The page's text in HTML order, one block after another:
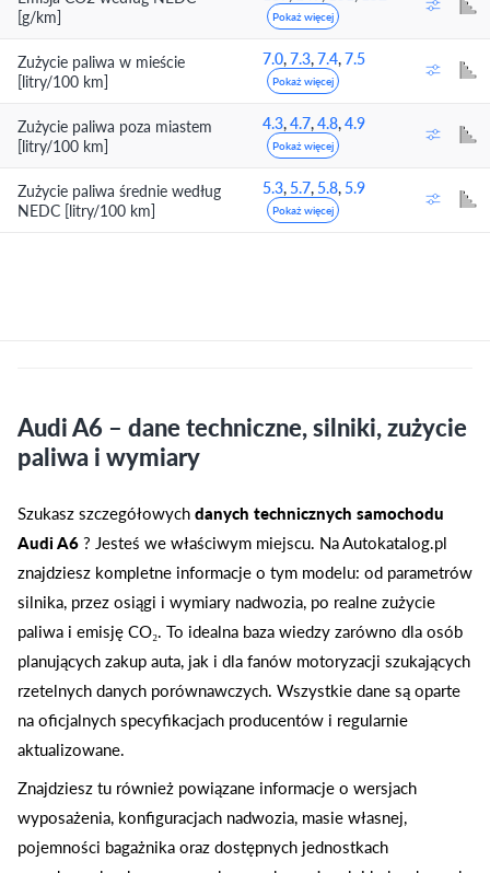
[g/km]
Pokaż więcej
Zużycie paliwa w mieście
[litry/100 km]
7.0,7.3,7.4,7.5
Pokaż więcej
Zużycie paliwa poza miastem
[litry/100 km]
4.3,4.7,4.8,4.9
Pokaż więcej
Zużycie paliwa średnie według
NEDC [litry/100 km]
5.3, 5.7, 5.8, 5.9
Pokaż więcej
Audi A6 – dane techniczne, silniki, zużycie
paliwa i wymiary
Szukasz szczegółowychdanych technicznych samochodu
Audi A6? Jesteś we właściwym miejscu. Na Autokatalog.pl
znajdziesz kompletne informacje o tym modelu: od parametrów
silnika, przez osiągi i wymiary nadwozia, po realne zużycie
paliwa i emisję CO₂. To idealna baza wiedzy zarówno dla osób
planujących zakup auta, jak i dla fanów motoryzacji szukających
rzetelnych danych porównawczych. Wszystkie dane są oparte
na oficjalnych specyfikacjach producentów i regularnie
aktualizowane.
Znajdziesz tu również powiązane informacje o wersjach
wyposażenia, konfiguracjach nadwozia, masie własnej,
pojemności bagażnika oraz dostępnych jednostkach